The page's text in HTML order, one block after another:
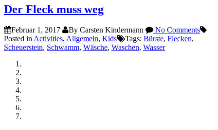
Der Fleck muss weg
Februar 1, 2017 By Carsten Kindermann
No Comments
Posted in Activities, Allgemein, Kids Tags: Bürste, Flecken,
Scheuerstein, Schwamm, Wäsche, Waschen, Wasser